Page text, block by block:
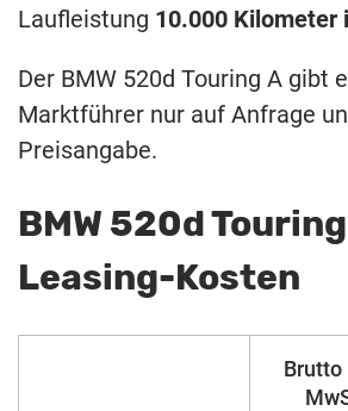
Laufleistung 10.000 Kilometer
Der BMW 520d Touring A gibt
Marktführer nur auf Anfrage
Preisangabe.
BMW 520d
Leasing-Kosten
Brutto